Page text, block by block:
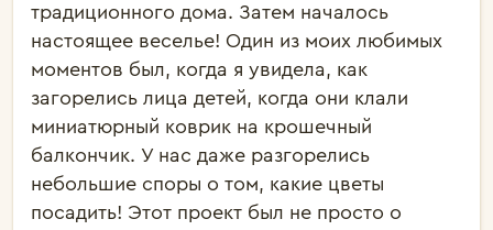
традиционного дома. Затем началось
настоящее веселье! Один из моих любимых
моментов был, когда я увидела, как
загорелись лица детей, когда они клали
миниатюрный коврик на крошечный
балкончик. У нас даже разгорелись
небольшие споры о том, какие цветы
посадить! Этот проект был не просто о